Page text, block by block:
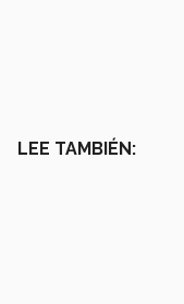
LEE TAMBIÉN: